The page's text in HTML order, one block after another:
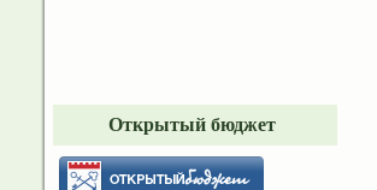
Открытый бюджет